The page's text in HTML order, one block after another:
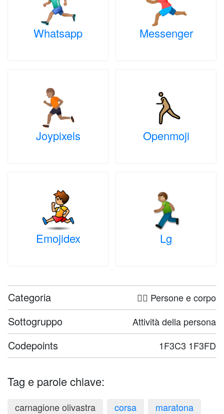
Whatsapp Messenger
Joypixels Openmoji
Emojidex Lg
Categoria 🤦‍♀️ Persone e corpo
Sottogruppo Attività della persona
Codepoints 1F3C3 1F3FD
Tag e parole chiave:
carnagione olivastra corsa
maratona